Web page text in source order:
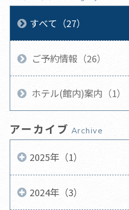
すべて（27）
ご予約情報（26）
ホテル(館内)案内（1）
アーカイブ Archive
2025年（1）
2024年（3）